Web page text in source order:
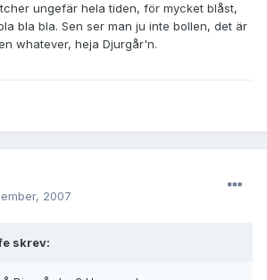
ungefär hela tiden, för mycket blåst,
bla bla. Sen ser man ju inte bollen, det är
whatever, heja Djurgår'n.
2007
skrev: